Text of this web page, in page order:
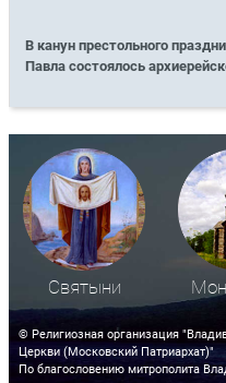
В канун престольного
Павла состоялось
Святыни
© Религиозная организация
Церкви (Московский Патриархат)"
По благословению митрополита